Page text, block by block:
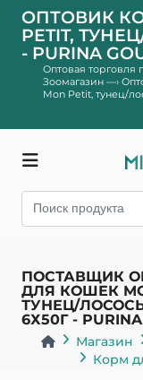
ОПТОВИК
PETIT,
- PURINA
Оптовая торговля
Зоомагазин —›
Mon Petit, тунец/
ПОСТАВЩИК
ДЛЯ КОШЕК
ТУНЕЦ/
6Х50Г -
Магазин
Корм